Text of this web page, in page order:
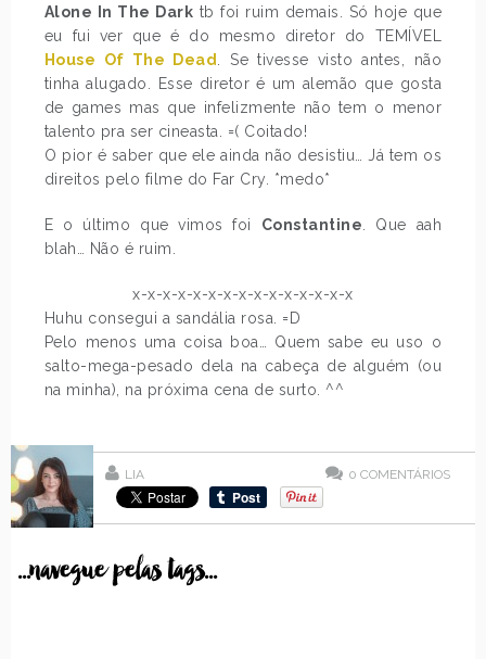
Alone In The Dark tb foi ruim demais. Só hoje que
eu fui ver que é do mesmo diretor do TEMÍVEL
House Of The Dead
. Se tivesse visto antes, não
tinha alugado. Esse diretor é um alemão que gosta
de games mas que infelizmente não tem o menor
talento pra ser cineasta. =( Coitado!
O pior é saber que ele ainda não desistiu… Já tem os
direitos pelo filme do Far Cry. *medo*
E o último que vimos foi Constantine . Que aah
blah… Não é ruim.
x-x-x-x-x-x-x-x-x-x-x-x-x-x-x
Huhu consegui a sandália rosa. =D
Pelo menos uma coisa boa… Quem sabe eu uso o
salto-mega-pesado dela na cabeça de alguém (ou
na minha), na próxima cena de surto. ^^
LIA 0 COMENTÁRIOS
...navegue pelas tags...